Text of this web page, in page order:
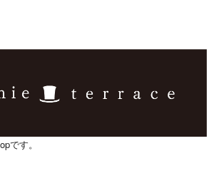
です。